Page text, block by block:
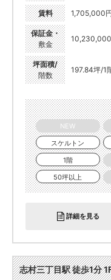
賃料 1,705,000
保証金・
敷金
坪面積/
階数
197.84坪/1
NEW
スケルトン
1階
50坪以上
詳細を見る
志村三丁目駅 徒歩1分